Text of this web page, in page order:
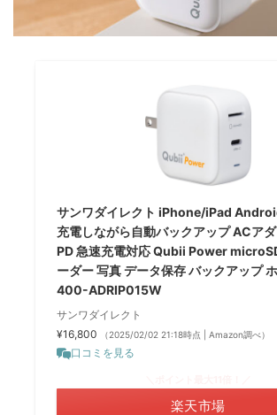
サンワダイレクト iPhone/iPad
充電しながら自動バックアップ ACア
PD 急速充電対応 Qubii Power
ーダー 写真 データ保存 バックアップ
400-ADRIP015W
サンワダイレクト
¥16,800
（2025/02/02 21:18時点 | Amazon調べ）
口コミを見る
楽天市場